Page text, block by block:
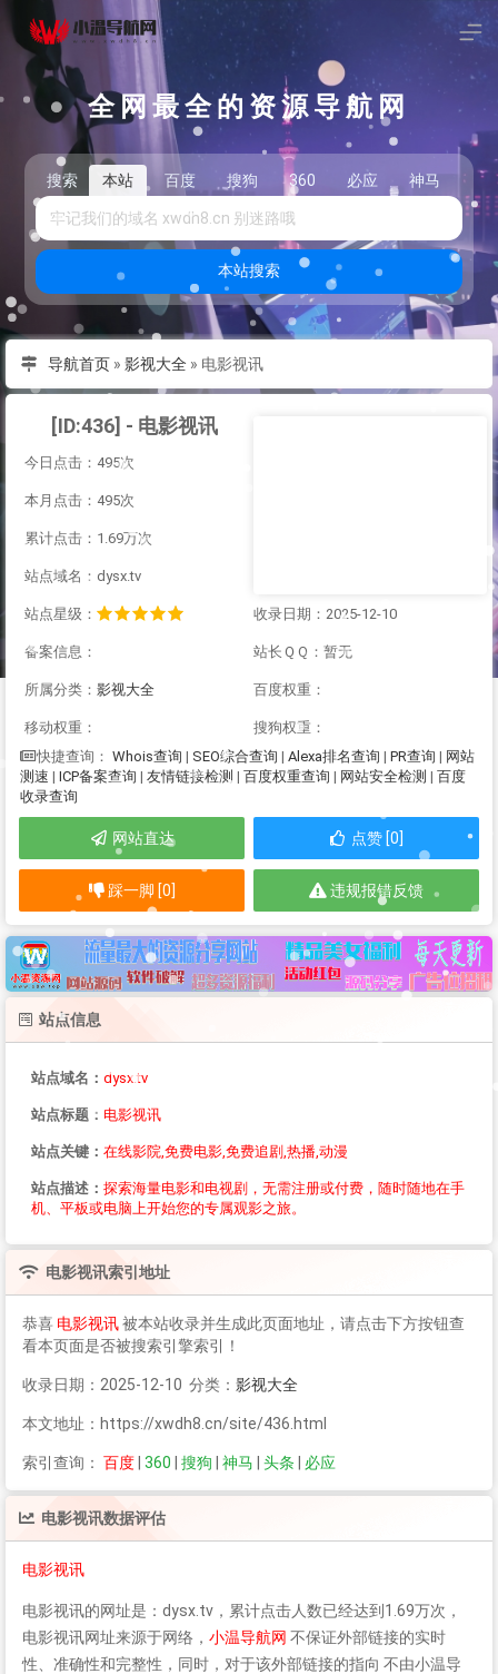
全网最全的资源导航网
搜索 本站 百度 搜狗 360 必应 神马 头
本站搜索
导航首页» 影视大全» 电影视讯
[ID:436] - 电影视讯
今日点击：495次
本月点击：495次
累计点击：1.69万次
站点域名：dysx.tv
站点星级： 收录日期：2025-12-10
备案信息： 站长ＱＱ：暂无
所属分类： 影视大全 百度权重：
移动权重： 搜狗权重：
快捷查询： Whois查询 | SEO综合查询 | Alexa排名查询 | PR查询 | 网站
测速 | ICP备案查询 | 友情链接检测 | 百度权重查询 | 网站安全检测 | 百度
收录查询
网站直达 点赞 [0]
踩一脚 [0] 违规报错反馈
站点信息
站点域名： dysx.tv
站点标题： 电影视讯
站点关键： 在线影院,免费电影,免费追剧,热播,动漫
站点描述： 探索海量电影和电视剧，无需注册或付费，随时随地在手
机、平板或电脑上开始您的专属观影之旅。
电影视讯索引地址
恭喜 电影视讯被本站收录并生成此页面地址，请点击下方按钮查
看本页面是否被搜索引擎索引！
收录日期：2025-12-10 分类： 影视大全
本文地址：https://xwdh8.cn/site/436.html
索引查询： 百度 360 搜狗 神马 头条 必应
电影视讯数据评估
电影视讯
电影视讯的网址是：dysx.tv，累计点击人数已经达到1.69万次，
电影视讯网址来源于网络， 小温导航网 不保证外部链接的实时
性、准确性和完整性，同时，对于该外部链接的指向 不由小温导